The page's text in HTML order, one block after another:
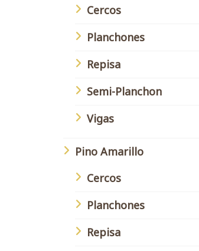
Cercos
Planchones
Repisa
Semi-Planchon
Vigas
Pino Amarillo
Cercos
Planchones
Repisa